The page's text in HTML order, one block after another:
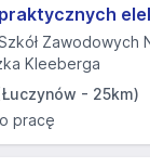
Zawodowych
Kleeberga
- 25km)
pracę